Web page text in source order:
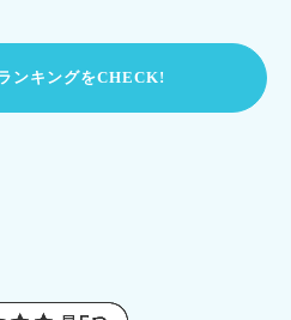
ンキングをCHECK!